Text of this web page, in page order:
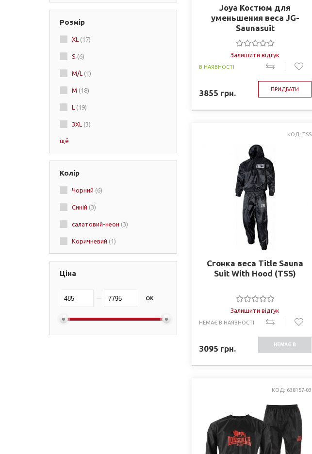
Lonsdale
RDX (1)
Green Hill
Boxraw
Rival(1)
FBT(1)
BAD BOY
Розмір
XL (17)
S (6)
M/L (1)
M (18)
L (19)
3XL (3)
щё
Колір
Чорний (6)
Синій (3)
салатовий-неон (3)
Коричневий (1)
Ціна
OK
Joya Костюм для
уменьшения веса JG-
Saunasuit
Залишити відгук
В НАЯВНОСТІ
3855 грн. ПРИДБАТИ
КОД: TSS
Сгонка веса Title Sauna
Suit With Hood (TSS)
Залишити відгук
НЕМАЄ В НАЯВНОСТІ
3095 грн. НЕМАЄ В
КОД: 638157-03